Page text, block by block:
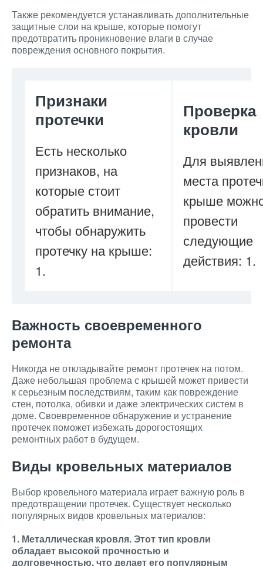
Также рекомендуется устанавливать дополнительные
защитные слои на крыше, которые помогут
предотвратить проникновение влаги в случае
повреждения основного покрытия.
Признаки
протечки
Есть несколько
признаков, на
которые стоит
обратить внимание,
чтобы обнаружить
протечку на крыше:
1.
Проверка
кровли
Для
места
крыше
провести
следующие
действия: 1.
Важность своевременного
ремонта
Никогда не откладывайте ремонт протечек на потом.
Даже небольшая проблема с крышей может привести
к серьезным последствиям, таким как повреждение
стен, потолка, обивки и даже электрических систем в
доме. Своевременное обнаружение и устранение
протечек поможет избежать дорогостоящих
ремонтных работ в будущем.
Виды кровельных материалов
Выбор кровельного материала играет важную роль в
предотвращении протечек. Существует несколько
популярных видов кровельных материалов:
1. Металлическая кровля. Этот тип кровли
обладает высокой прочностью и
долговечностью, что делает его популярным